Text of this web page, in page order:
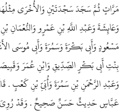
مَرَّاتٍ ثُمَّ سَجَدَ سَجْدَتَيْنِ وَالأُخْرَى
وَعَائِشَةَ وَعَبْدِ اللَّهِ بْنِ عَمْرٍو وَالنُّعْمَانِ
مَسْعُودٍ وَأَبِي بَكْرَةَ وَسَمُرَةَ وَأَبِي مُوسَى
بِنْتِ أَبِي بَكْرٍ الصِّدِّيقِ وَابْنِ عُمَرَ
وَعَبْدِ الرَّحْمَنِ بْنِ سَمُرَةَ وَأُبَىِّ بْنِ كَعْبٍ .
عَبَّاسٍ حَدِيثٌ حَسَنٌ صَحِيحٌ . وَقَدْ رُوِيَ